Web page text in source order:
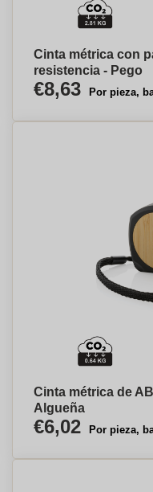
Cinta métrica con
resistencia - Pego
€8,63 Por pieza,
Cinta métrica de
Algueña
€6,02 Por pieza,